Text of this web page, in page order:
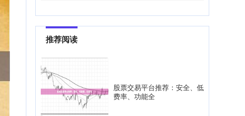
推荐阅读
股票交易平台推荐：安全、低
费率、功能全